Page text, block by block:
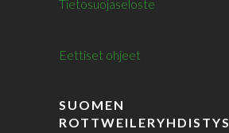
Tietosuojaseloste
Eettiset ohjeet
SUOMEN
ROTTWEILERYHDISTYS